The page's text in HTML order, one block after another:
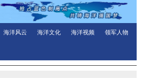
海洋风云 海洋文化 海洋视频 领军人物